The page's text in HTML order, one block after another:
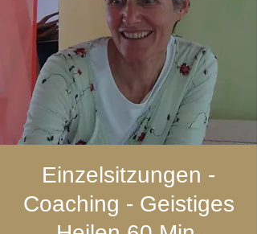
Einzelsitzungen -
Coaching - Geistiges